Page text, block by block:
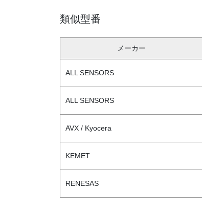
類似型番
メーカー
ALL SENSORS
ALL SENSORS
AVX / Kyocera
KEMET
RENESAS